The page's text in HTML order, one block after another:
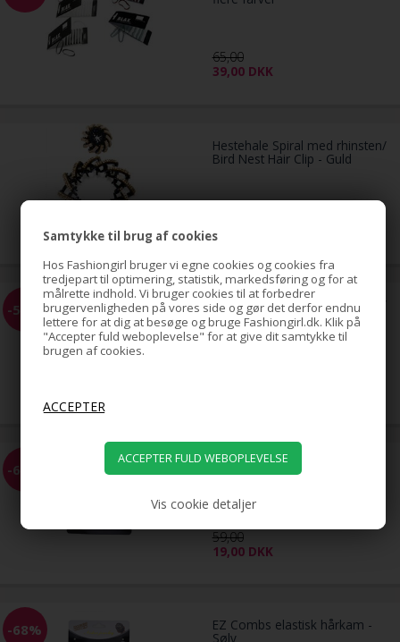
Samtykke til brug af cookies
Hos Fashiongirl bruger vi egne cookies og cookies fra
tredjepart til optimering, statistik, markedsføring og for at
målrette indhold. Vi bruger cookies til at forbedrer
brugervenligheden på vores side og gør det derfor endnu
lettere for at dig at besøge og bruge Fashiongirl.dk. Klik på
"Accepter fuld weboplevelse" for at give dit samtykke til
brugen af cookies.
Vis cookie detaljer
65,00
39,00 DKK
Hestehale Spiral med rhinsten/
Bird Nest Hair Clip - Guld
-51% Hestehale Spiral med rhinsten/
Bird Nest Hair Clip - Sølv
-68% EZ Combs elastisk hårkam -
Sort
59,00
19,00 DKK
-68% EZ Combs elastisk hårkam -
Sølv